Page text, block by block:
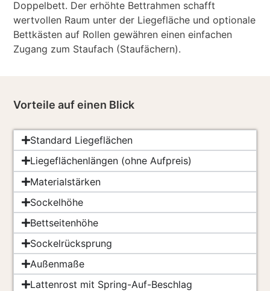
Doppelbett. Der erhöhte Bettrahmen schafft
wertvollen Raum unter der Liegefläche und optionale
Bettkästen auf Rollen gewähren einen einfachen
Zugang zum Staufach (Staufächern).
Vorteile auf einen Blick
Standard Liegeflächen
Liegeflächenlängen (ohne Aufpreis)
Materialstärken
Sockelhöhe
Bettseitenhöhe
Sockelrücksprung
Außenmaße
Lattenrost mit Spring-Auf-Beschlag